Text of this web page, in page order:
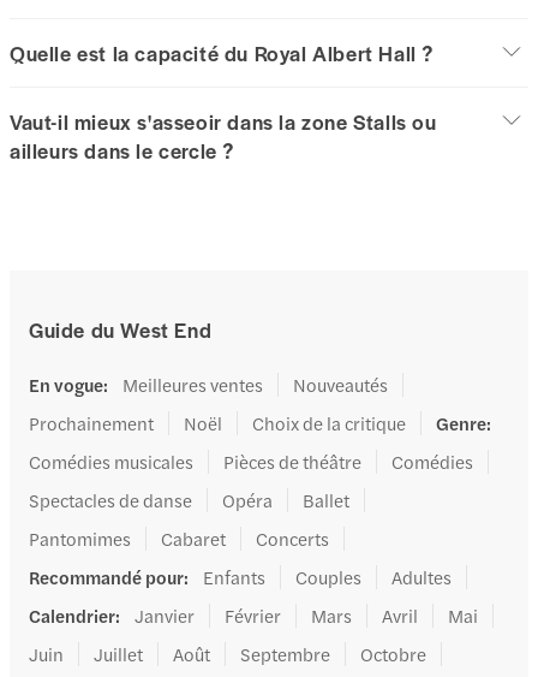
Quelle est la capacité du Royal Albert Hall ?
Vaut-il mieux s'asseoir dans la zone Stalls ou
ailleurs dans le cercle ?
Guide du West End
En vogue: Meilleures ventes
Nouveautés
Prochainement
Noël Choix de la critique Genre:
Comédies musicales
Pièces de théâtre
Comédies
Spectacles de danse
Opéra
Ballet
Pantomimes
Cabaret
Concerts
Recommandé pour: Enfants Couples
Adultes
Calendrier: Janvier Février Mars Avril
Mai
Juin
Juillet Août Septembre
Octobre